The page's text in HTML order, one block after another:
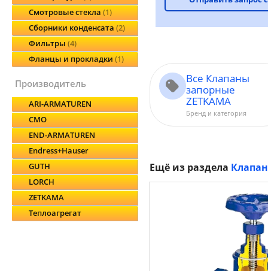
Смотровые стекла 1
Сборники конденсата 2
Фильтры 4
Фланцы и прокладки 1
производитель
ARI-ARMATUREN
CMO
END-ARMATUREN
Endress+Hauser
GUTH
LORCH
ZETKAMA
Теплоагрегат
Все Клапаны
запорные
ZETKAMA
Бренд и категория
Ещё из раздела